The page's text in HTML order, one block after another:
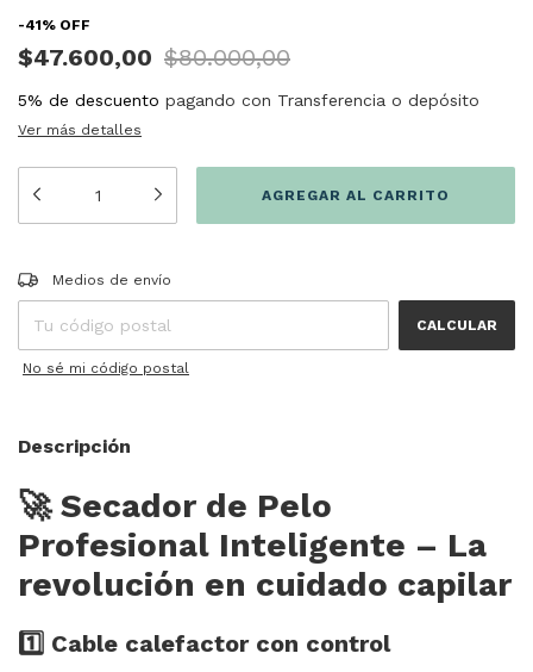
-41% OFF
$47.600,00 $80.000,00
5% de descuento pagando con Transferencia o depósito
Ver más detalles
Entregas para el CP:
Medios de envío
CALCULAR
No sé mi código postal
Descripción
🚀 Secador de Pelo
Profesional Inteligente – La
revolución en cuidado capilar
1️⃣ Cable calefactor con control